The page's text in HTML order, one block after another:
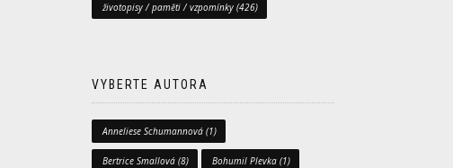
životopisy / paměti / vzpomínky (426)
VYBERTE AUTORA
Anneliese Schumannová (1)
Bertrice Smallová (8) Bohumil Plevka (1)